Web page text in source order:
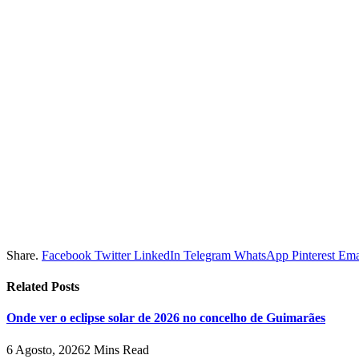
Share. Facebook Twitter LinkedIn Telegram WhatsApp Pinterest
Related Posts
Onde ver o eclipse solar de 2026 no concelho de Guimarães
6 Agosto, 20262 Mins Read